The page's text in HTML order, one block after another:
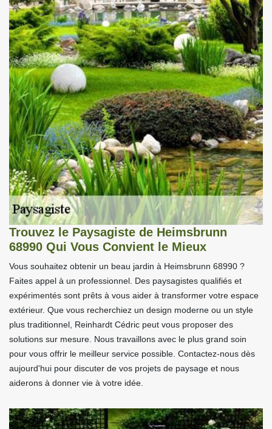
Trouvez le Paysagiste de Heimsbrunn
68990 Qui Vous Convient le Mieux
Vous souhaitez obtenir un beau jardin à Heimsbrunn 68990 ?
Faites appel à un professionnel. Des paysagistes qualifiés et
expérimentés sont prêts à vous aider à transformer votre espace
extérieur. Que vous recherchiez un design moderne ou un style
plus traditionnel, Reinhardt Cédric peut vous proposer des
solutions sur mesure. Nous travaillons avec le plus grand soin
pour vous offrir le meilleur service possible. Contactez-nous dès
aujourd'hui pour discuter de vos projets de paysage et nous
aiderons à donner vie à votre idée.